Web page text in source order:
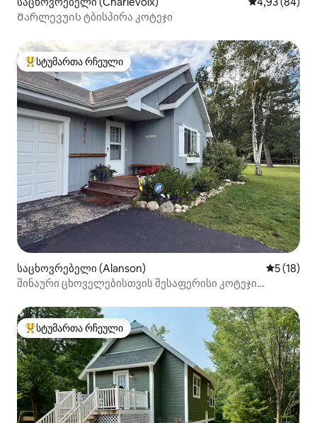
Შარლევუის ტბისპირა კოტეჯი
სტუმართა რჩეული მოწინავე ვარიანტი
სტუმართა რჩეული
საცხოვრებელი (Alanson) საშუალო
5 (18)
შინაური ცხოველებისთვის შესაფერისი კოტეჯი
სტუმართა რჩეული მოწინავე ვარიანტი
სტუმართა რჩეული